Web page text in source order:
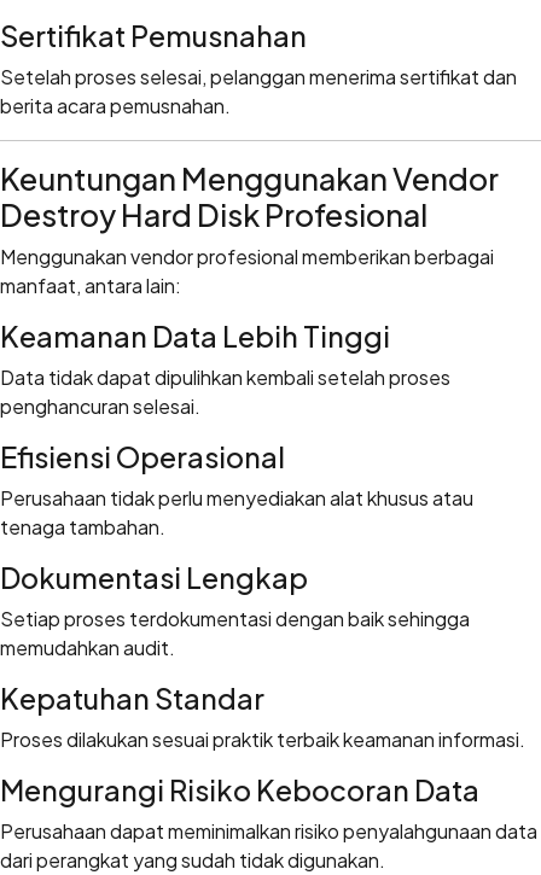
Sertifikat Pemusnahan
Setelah proses selesai, pelanggan menerima sertifikat dan
berita acara pemusnahan.
Keuntungan Menggunakan Vendor
Destroy Hard Disk Profesional
Menggunakan vendor profesional memberikan berbagai
manfaat, antara lain:
Keamanan Data Lebih Tinggi
Data tidak dapat dipulihkan kembali setelah proses
penghancuran selesai.
Efisiensi Operasional
Perusahaan tidak perlu menyediakan alat khusus atau
tenaga tambahan.
Dokumentasi Lengkap
Setiap proses terdokumentasi dengan baik sehingga
memudahkan audit.
Kepatuhan Standar
Proses dilakukan sesuai praktik terbaik keamanan informasi.
Mengurangi Risiko Kebocoran Data
Perusahaan dapat meminimalkan risiko penyalahgunaan data
dari perangkat yang sudah tidak digunakan.